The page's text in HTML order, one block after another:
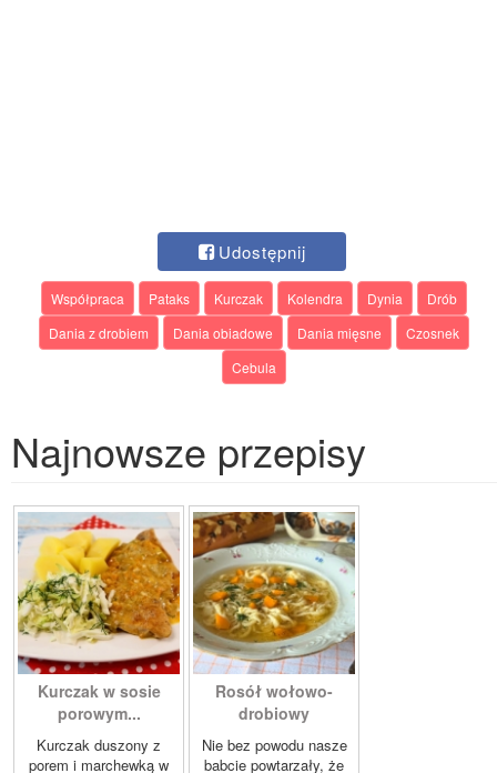
Udostępnij
Współpraca Pataks Kurczak Kolendra Dynia
Drób
Dania z drobiem
Dania obiadowe Dania mięsne
Czosnek
Cebula
Najnowsze przepisy
Kurczak w sosie
porowym...
Kurczak duszony z
porem i marchewką w
Rosół wołowo-
drobiowy
Nie bez powodu nasze
babcie powtarzały, że